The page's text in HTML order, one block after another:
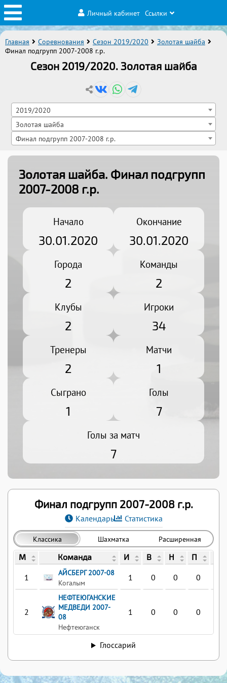
Личный кабинет Ссылки
Главная Соревнования Сезон 2019/2020
Золотая шайба
Финал подгрупп 2007-2008 г.р.
Сезон 2019/2020. Золотая шайба
2019/2020
Золотая шайба
Финал подгрупп 2007-2008 г.р.
Золотая шайба. Финал подгрупп
2007-2008 г.р.
Начало
30.01.2020
Окончание
30.01.2020
Города
2
Команды
2
Клубы
2
Игроки
34
Тренеры
2
Матчи
1
Сыграно
1
Голы
7
Голы за матч
7
Финал подгрупп 2007-2008 г.р.
Календарь Статистика
Классика Шахматка
Расширенная
М
Команда И В Н П
1 АЙСБЕРГ 2007-08
Когалым
1 0 0 0
2
НЕФТЕЮГАНСКИЕ
МЕДВЕДИ 2007-
08
Нефтеюганск
1 0 0 0
Глоссарий